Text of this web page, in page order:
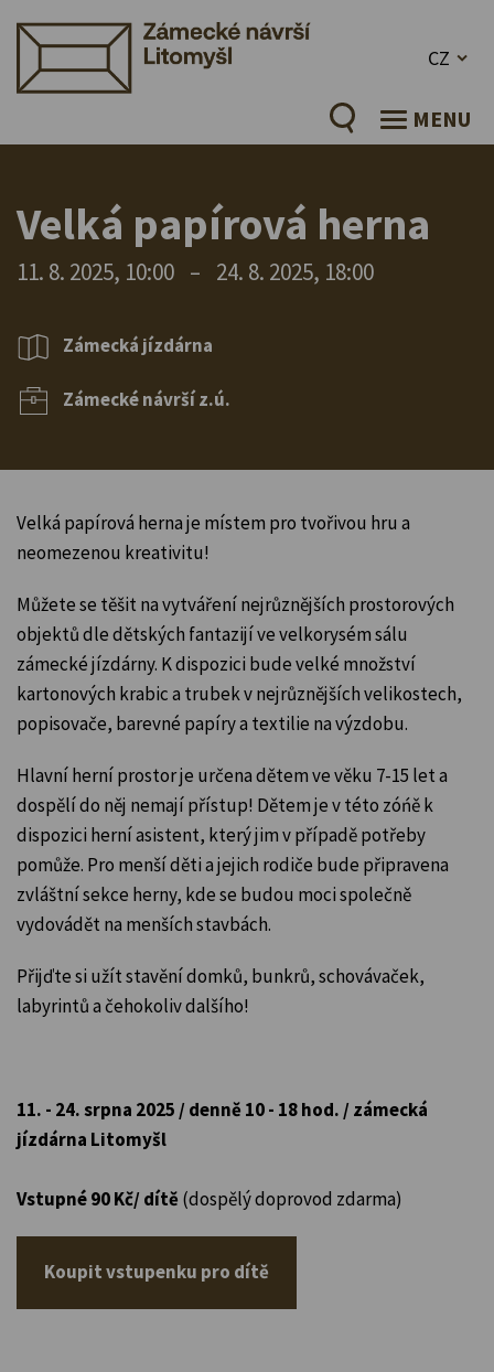
CZ
MENU
Velká papírová herna
11. 8. 2025, 10:00 – 24. 8. 2025, 18:00
Zámecká jízdárna
Zámecké návrší z.ú.
Velká papírová herna je místem pro tvořivou hru a
neomezenou kreativitu!
Můžete se těšit na vytváření nejrůznějších prostorových
objektů dle dětských fantazijí ve velkorysém sálu
zámecké jízdárny. K dispozici bude velké množství
kartonových krabic a trubek v nejrůznějších velikostech,
popisovače, barevné papíry a textilie na výzdobu.
Hlavní herní prostor je určena dětem ve věku 7-15 let a
dospělí do něj nemají přístup! Dětem je v této zóńě k
dispozici herní asistent, který jim v případě potřeby
pomůže. Pro menší děti a jejich rodiče bude připravena
zvláštní sekce herny, kde se budou moci společně
vydovádět na menších stavbách.
Přijďte si užít stavění domků, bunkrů, schovávaček,
labyrintů a čehokoliv dalšího!
11. - 24. srpna 2025 / denně 10 - 18 hod. / zámecká
jízdárna Litomyšl
Vstupné 90 Kč/ dítě (dospělý doprovod zdarma)
Koupit vstupenku pro dítě